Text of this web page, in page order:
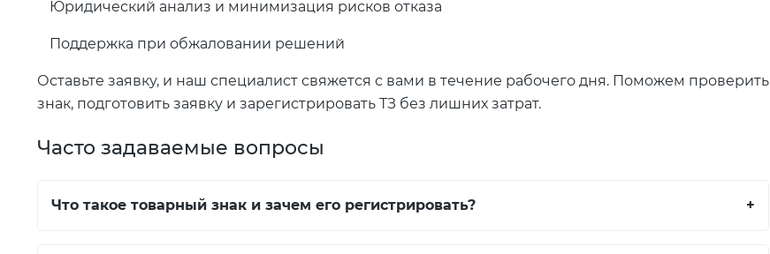
Юридический анализ и минимизация рисков отказа
Поддержка при обжаловании решений
Оставьте заявку, и наш специалист свяжется с вами в течение рабочего дня. Поможем проверить
знак, подготовить заявку и зарегистрировать ТЗ без лишних затрат.
Часто задаваемые вопросы
Что такое товарный знак и зачем его регистрировать? +